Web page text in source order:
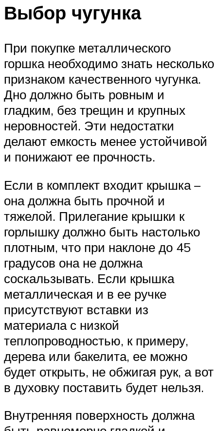
Выбор чугунка
При покупке металлического
горшка необходимо знать несколько
признаком качественного чугунка.
Дно должно быть ровным и
гладким, без трещин и крупных
неровностей. Эти недостатки
делают емкость менее устойчивой
и понижают ее прочность.
Если в комплект входит крышка –
она должна быть прочной и
тяжелой. Прилегание крышки к
горлышку должно быть настолько
плотным, что при наклоне до 45
градусов она не должна
соскальзывать. Если крышка
металлическая и в ее ручке
присутствуют вставки из
материала с низкой
теплопроводностью, к примеру,
дерева или бакелита, ее можно
будет открыть, не обжигая рук, а вот
в духовку поставить будет нельзя.
Внутренняя поверхность должна